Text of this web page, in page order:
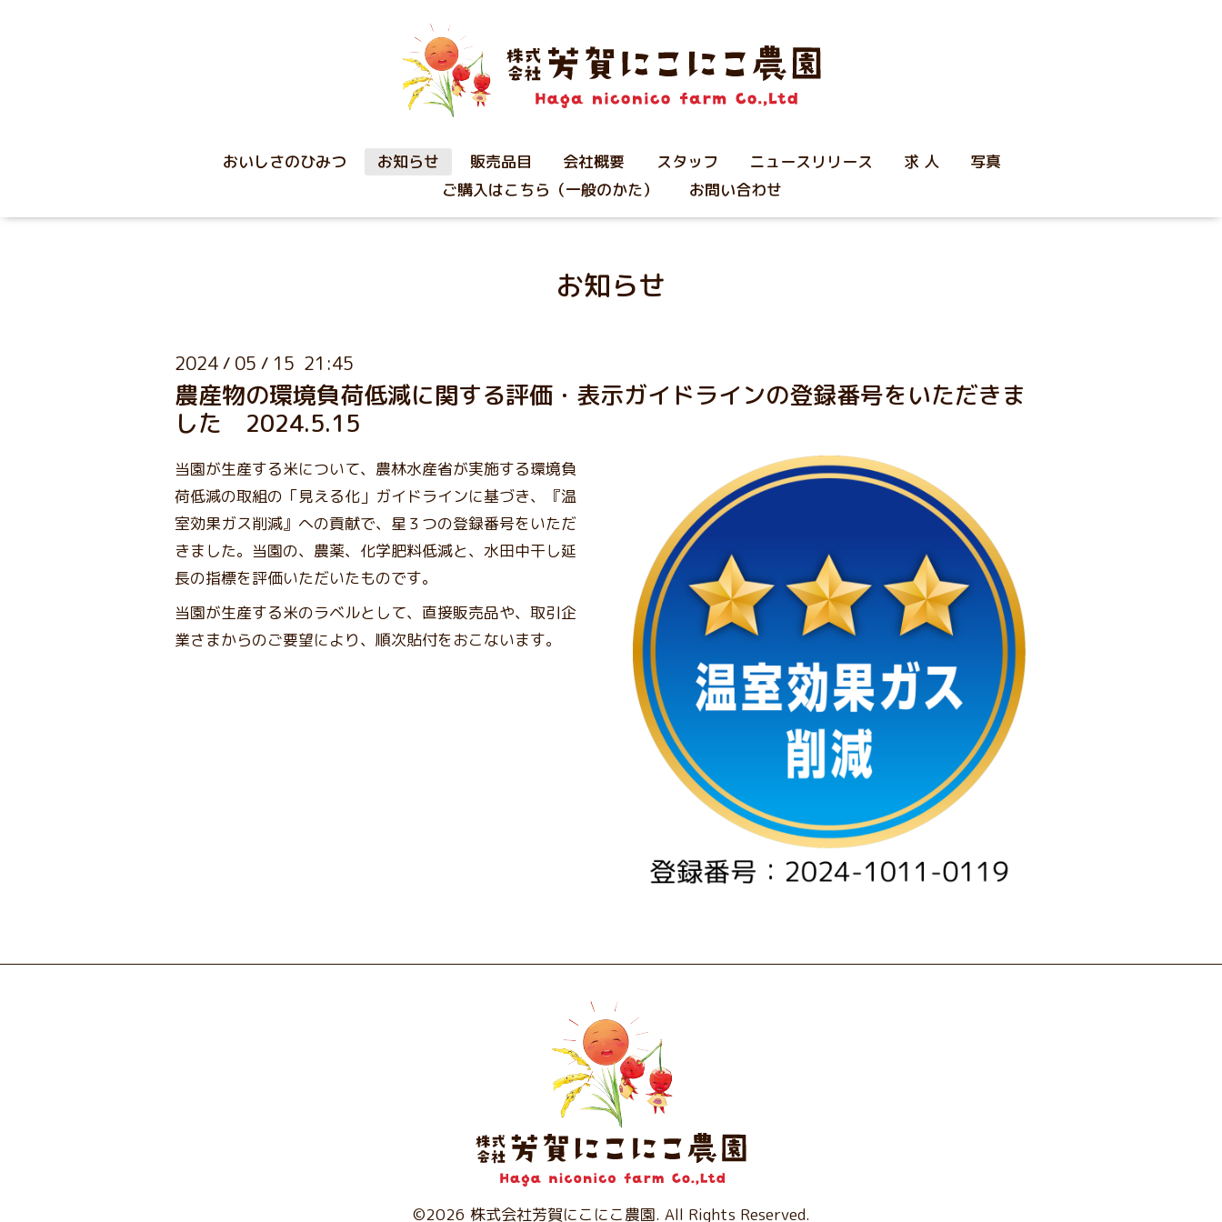
おいしさのひみつ お知らせ 販売品目 会社概要 スタッフ ニュースリリース 求 人
写真
ご購入はこちら（一般のかた）
お問い合わせ
お知らせ
2024 / 05 / 15 21:45
農産物の環境負荷低減に関する評価・表示ガイドラインの登録番号をいただきま
した 2024.5.15
当園が生産する米について、農林水産省が実施する環境負
荷低減の取組の「見える化」ガイドラインに基づき、『温
室効果ガス削減』への貢献で、星３つの登録番号をいただ
きました。当園の、農薬、化学肥料低減と、水田中干し延
長の指標を評価いただいたものです。
当園が生産する米のラベルとして、直接販売品や、取引企
業さまからのご要望により、順次貼付をおこないます。
©2026 株式会社芳賀にこにこ農園. All Rights Reserved.